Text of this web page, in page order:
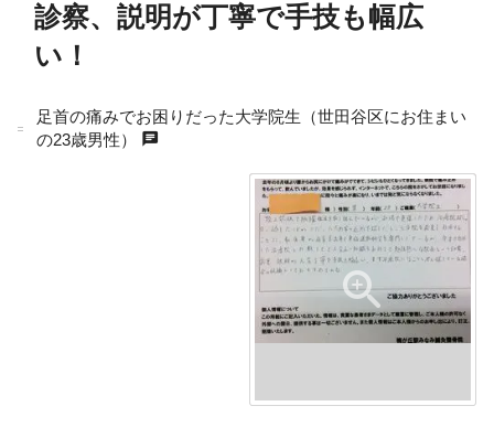
診察、説明が丁寧で手技も幅広
い！
足首の痛みでお困りだった大学院生（世田谷区にお住まい
の23歳男性）
chat